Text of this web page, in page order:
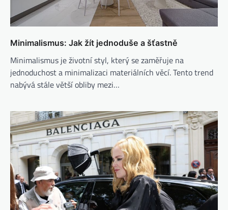
Minimalismus: Jak žít jednoduše a šťastně
Minimalismus je životní styl, který se zaměřuje na
jednoduchost a minimalizaci materiálních věcí. Tento trend
nabývá stále větší obliby mezi…